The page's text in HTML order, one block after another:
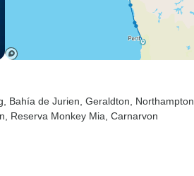
, Bahía de Jurien , Geraldton , Northampton
, Reserva Monkey Mia , Carnarvon